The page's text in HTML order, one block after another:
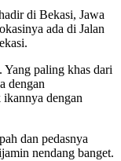
di Bekasi, Jawa
ada di Jalan
Yang paling khas dari
dengan
ikannya dengan
dan pedasnya
nendang banget.